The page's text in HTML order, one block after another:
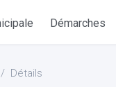
Démarches
Détails